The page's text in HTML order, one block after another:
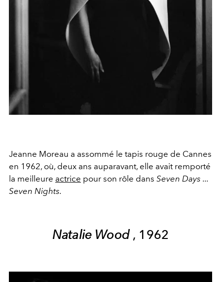
Jeanne Moreau a assommé le tapis rouge de Cannes
en 1962, où, deux ans auparavant, elle avait remporté
la meilleure actrice pour son rôle dans Seven Days ...
Seven Nights.
Natalie Wood, 1962